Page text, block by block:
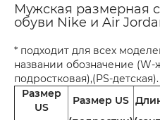
Мужская размерная
обуви Nike и Air
* подходит для всех
названии обозначение (W-
подростковая),(PS-детская).
Размер
US
Размер US